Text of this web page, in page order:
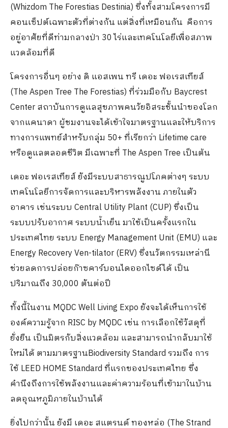
(Whizdom The Forestias Destinia) ซึ่งทั้งสามโครงการมี
คอนเซ็ปต์เฉพาะตัวที่ต่างกัน แต่สิ่งที่เหมือนกัน คือการ
อยู่อาศัยที่ดีท่ามกลางป่า 30 ไร่และเทคโนโลยีเพื่อสภาพ
แวดล้อมที่ดี
โครงการอื่นๆ อย่าง ดิ แอสเพน ทรี เดอะ ฟอเรสเทียส์
(The Aspen Tree The Forestias) ที่ร่วมมือกับ Baycrest
Center สถาบันการดูแลสุขภาพคนวัยอิสระชั้นนำของโลก
จากแคนาดา ผู้ชมงานจะได้เข้าใจมาตรฐานและให้บริการ
ทางการแพทย์สำหรับกลุ่ม 50+ ที่เรียกว่า Lifetime care
หรือดูแลตลอดชีวิต มีเฉพาะที่ The Aspen Tree เป็นต้น
เดอะ ฟอเรสเทียส์ ยังมีระบบสาธารณูปโภคต่างๆ ระบบ
เทคโนโลยีการจัดการและบริหารพลังงาน ภายในตัว
อาคาร เช่นระบบ Central Utility Plant (CUP) ซึ่งเป็น
ระบบปรับอากาศ ระบบน้ำเย็น มาใช้เป็นครั้งแรกใน
ประเทศไทย ระบบ Energy Management Unit (EMU) และ
Energy Recovery Ven-tilator (ERV) ซึ่งนวัตกรรมเหล่านี
ช่วยลดการปล่อยก๊าซคาร์บอนไดออกไซด์ได้ เป็น
ปริมาณถึง 30,000 ตันต่อปี
ทั้งนี้ในงาน MQDC Well Living Expo ยังจะได้เห็นการใช้
องค์ความรู้จาก RISC by MQDC เช่น การเลือกใช้วัสดุที่
ยั่งยืน เป็นมิตรกับสิ่งแวดล้อม และสามารถนำกลับมาใช้
ใหม่ได้ ตามมาตรฐานBiodiversity Standard รวมถึง การ
ใช้ LEED HOME Standard ที่แรกของประเทศไทย ซึ่ง
คำนึงถึงการใช้พลังงานและค่าความร้อนที่เข้ามาในบ้าน
ลดอุณหภูมิภายในบ้านได้
ยิ่งไปกว่านั้น ยังมี เดอะ สแตรนด์ ทองหล่อ (The Strand